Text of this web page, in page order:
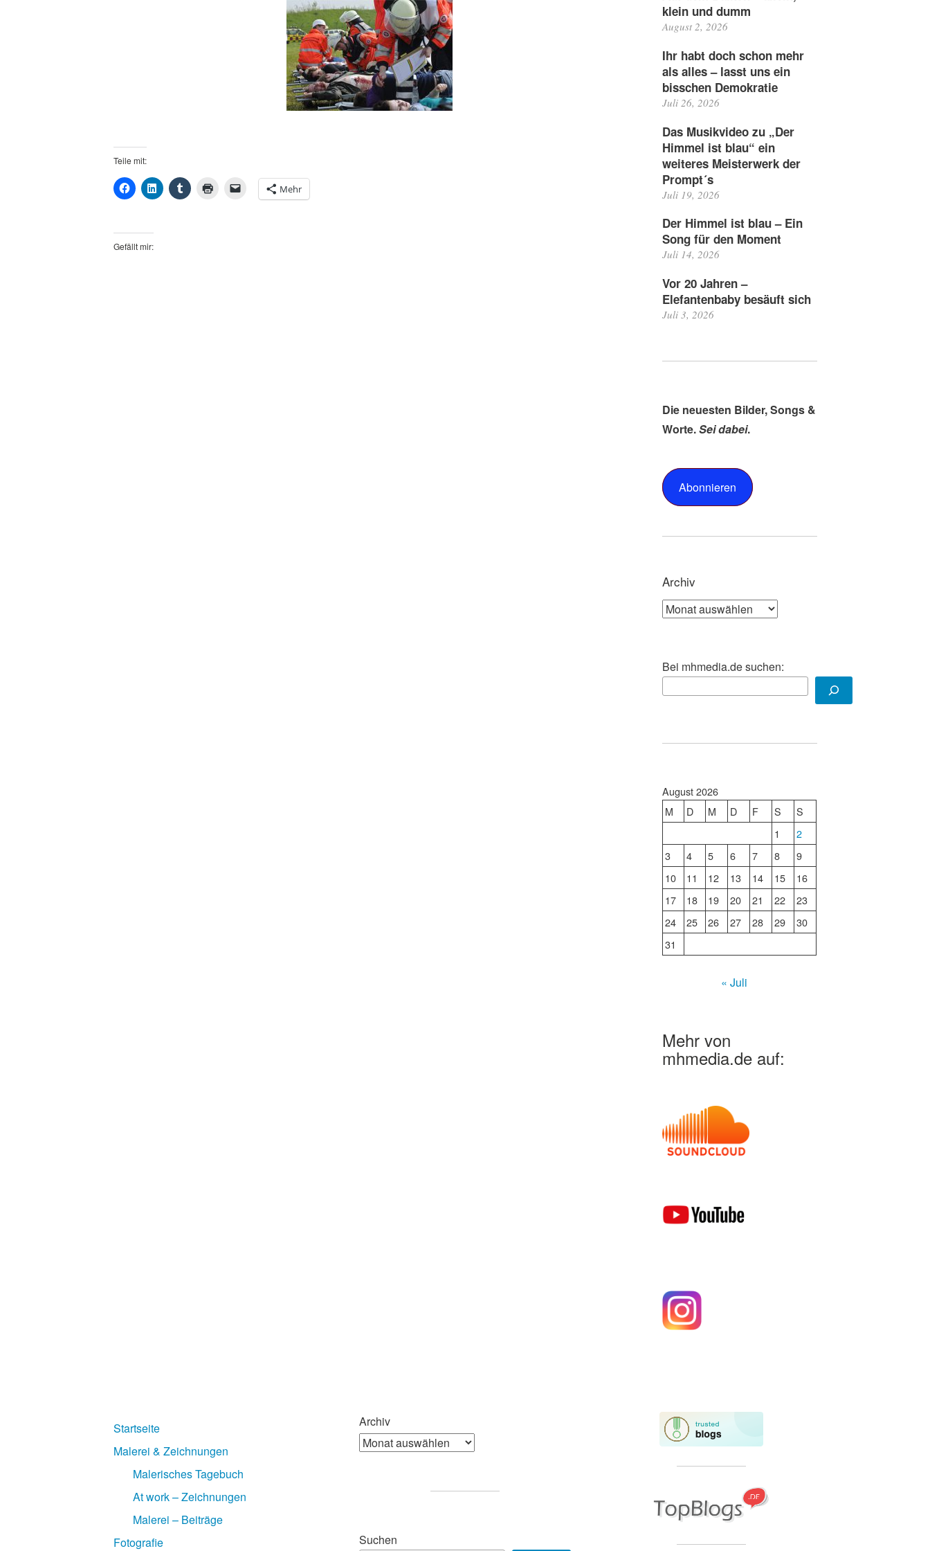
Teile mit:
Mehr
Gefällt mir:
klein und dumm
August 2, 2026
Ihr habt doch schon mehr
als alles – lasst uns ein
bisschen Demokratie
Juli 26, 2026
Das Musikvideo zu „Der
Himmel ist blau“ ein
weiteres Meisterwerk der
Prompt´s
Juli 19, 2026
Der Himmel ist blau – Ein
Song für den Moment
Juli 14, 2026
Vor 20 Jahren –
Elefantenbaby besäuft sich
Juli 3, 2026
Die neuesten Bilder, Songs &
Worte.Sei dabei.
Abonnieren
Archiv
Archiv
Bei mhmedia.de suchen:
August 2026
M
D M D F S
S
1
2
3
4 5 6 7 8
9
10
11 12 13 14 15
16
17
18 19 20 21 22
23
24
25 26 27 28 29
30
31
« Juli
Mehr von
mhmedia.de auf:
Startseite
Malerei & Zeichnungen
Malerisches Tagebuch
At work – Zeichnungen
Malerei – Beiträge
Fotografie
Archiv
Suchen